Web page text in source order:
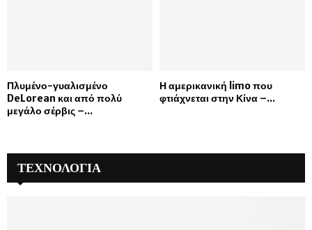
ΤΕΧΝΟΛΟΓΙΑ
Πλυμένο-γυαλισμένο
DeLorean και από πολύ
μεγάλο σέρβις –...
Η αμερικανική limo που
φτιάχνεται στην Κίνα –...